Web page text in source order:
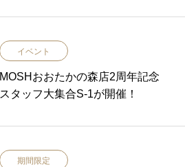
イベント
MOSHおおたかの森店2周年記念
スタッフ大集合S-1が開催！
期間限定